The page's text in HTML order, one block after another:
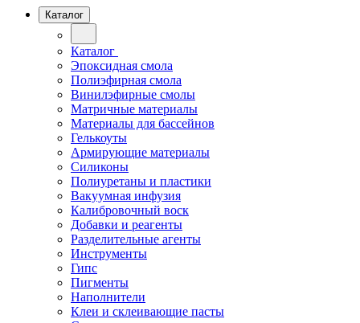
Каталог
Каталог
Эпоксидная смола
Полиэфирная смола
Винилэфирные смолы
Матричные материалы
Материалы для бассейнов
Гелькоуты
Армирующие материалы
Силиконы
Полиуретаны и пластики
Вакуумная инфузия
Калибровочный воск
Добавки и реагенты
Разделительные агенты
Инструменты
Гипс
Пигменты
Наполнители
Клеи и склеивающие пасты